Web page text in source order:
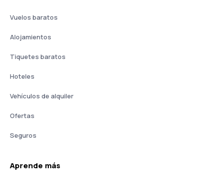
Vuelos baratos
Alojamientos
Tiquetes baratos
Hoteles
Vehículos de alquiler
Ofertas
Seguros
Aprende más